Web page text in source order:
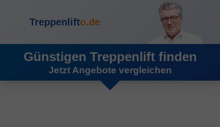
Treppenlifto.de
Günstigen Treppenlift finden
Jetzt Angebote vergleichen